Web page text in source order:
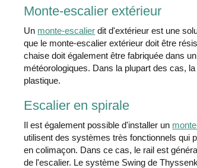
Monte-escalier extérieur
Un monte-escalier dit d'extérieur est une
que le monte-escalier extérieur doit être
chaise doit également être fabriquée dans
météorologiques. Dans la plupart des cas,
plastique.
Escalier en spirale
Il est également possible d'installer un
utilisent des systèmes très fonctionnels qui
en colimaçon. Dans ce cas, le rail est
de l'escalier. Le système Swing de